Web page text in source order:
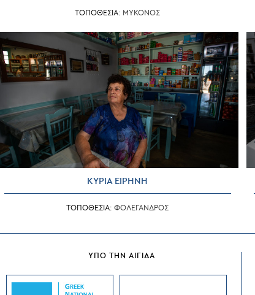
ΤΟΠΟΘΕΣΙΑ: ΜΥΚΟΝΟΣ
ΚΥΡΙΑ ΕΙΡΗΝΗ
ΤΟΠΟΘΕΣΙΑ:ΦΟΛΕΓΑΝΔΡΟΣ
ΥΠΟ ΤΗΝ ΑΙΓΙΔΑ